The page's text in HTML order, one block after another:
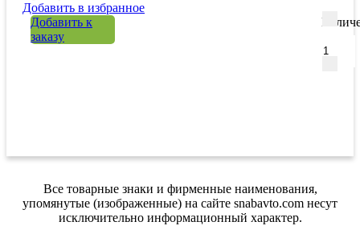
Добавить в избранное
Добавить к
заказу
Все товарные знаки и фирменные наименования,
упомянутые (изображенные) на сайте snabavto.com несут
исключительно информационный характер.